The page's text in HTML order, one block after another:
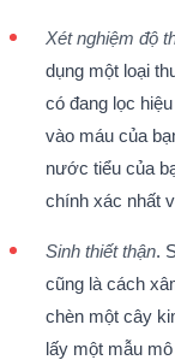
Xét nghiệm độ
dụng một loại
có đang lọc
vào máu của
nước tiểu của
chính xác nhất
Sinh thiết thận.
cũng là cách
chèn một cây
lấy một mẫu